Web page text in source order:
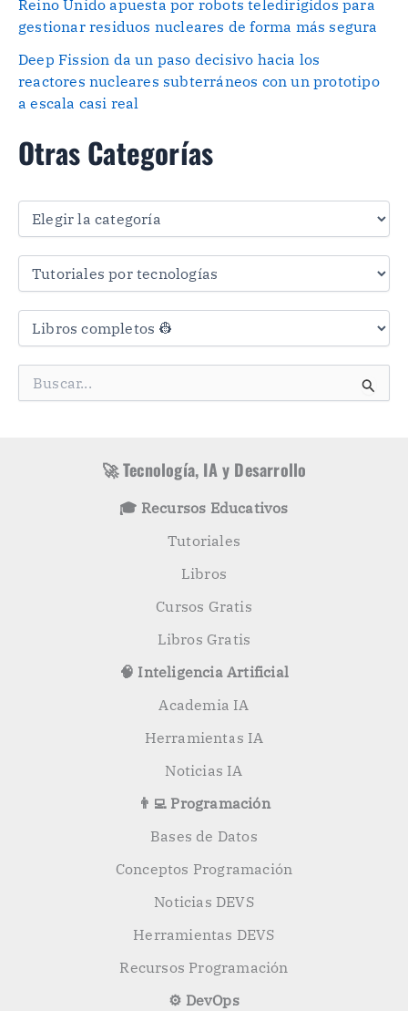
Reino Unido apuesta por robots teledirigidos para
gestionar residuos nucleares de forma más segura
Deep Fission da un paso decisivo hacia los
reactores nucleares subterráneos con un prototipo
a escala casi real
Otras Categorías
🚀 Tecnología, IA y Desarrollo
🎓 Recursos Educativos
Tutoriales
Libros
Cursos Gratis
Libros Gratis
🧠 Inteligencia Artificial
Academia IA
Herramientas IA
Noticias IA
👨‍💻 Programación
Bases de Datos
Conceptos Programación
Noticias DEVS
Herramientas DEVS
Recursos Programación
⚙️ DevOps